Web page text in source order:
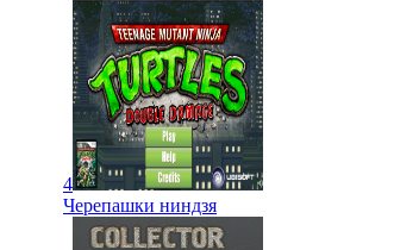
4
Черепашки ниндзя